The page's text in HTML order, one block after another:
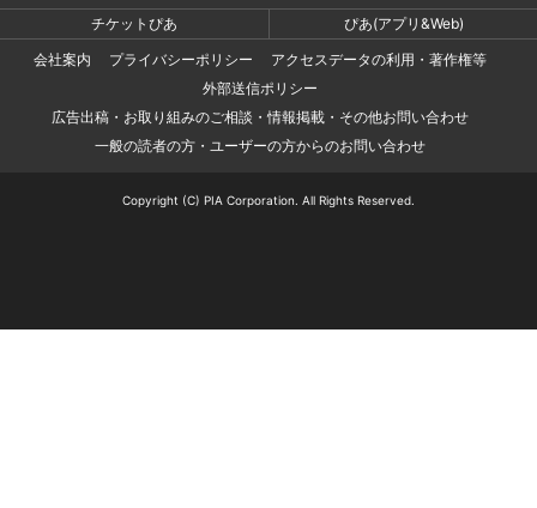
チケットぴあ
ぴあ(アプリ&Web)
会社案内
プライバシーポリシー
アクセスデータの利用・著作権等
外部送信ポリシー
広告出稿・お取り組みのご相談・情報掲載・その他お問い合わせ
一般の読者の方・ユーザーの方からのお問い合わせ
Copyright (C) PIA Corporation. All Rights Reserved.